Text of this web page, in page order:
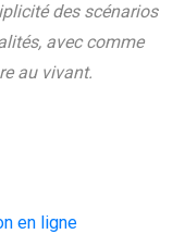
des scénarios
avec comme
au vivant.
en ligne